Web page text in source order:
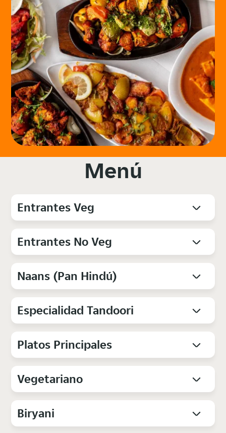
Menú
Entrantes Veg
Entrantes No Veg
Naans (Pan Hindú)
Especialidad Tandoori
Platos Principales
Vegetariano
Biryani